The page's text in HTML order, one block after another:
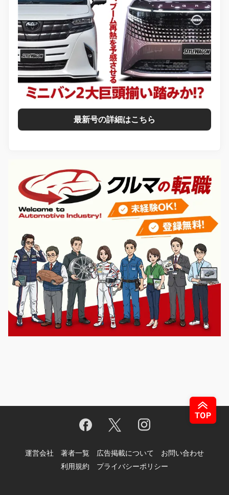
最新号の詳細はこちら
運営会社 著者一覧 広告掲載について
お問い合わせ
利用規約
プライバシーポリシー